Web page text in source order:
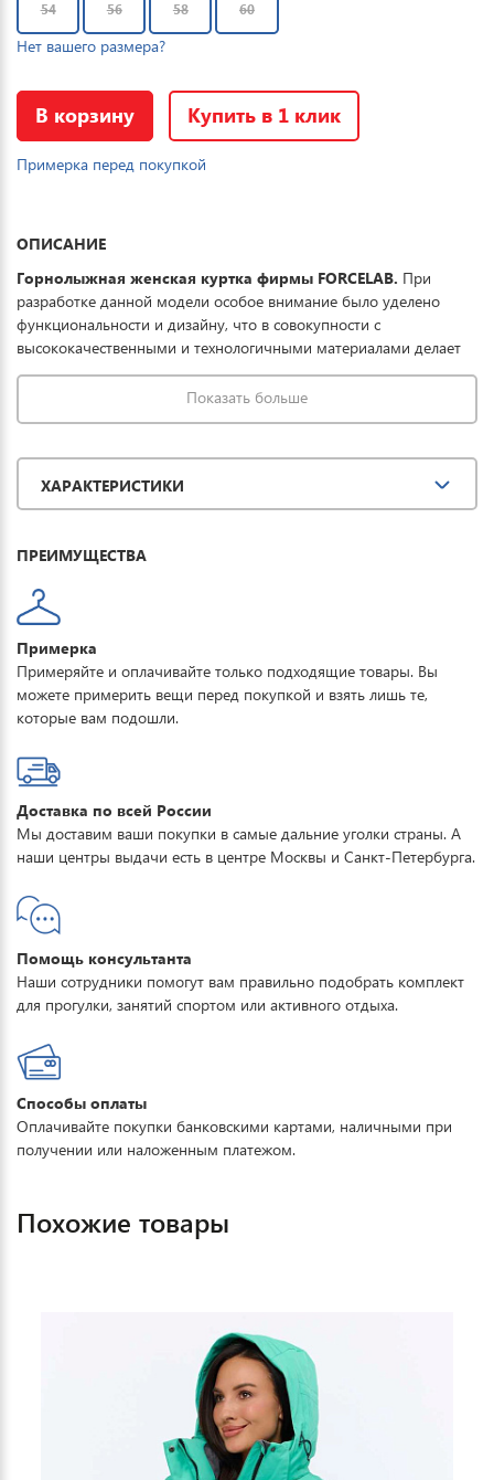
54 56 58 60
Нет вашего размера?
В корзину Купить в 1 клик
Примерка перед покупкой
ОПИСАНИЕ
Горнолыжная женская куртка фирмы FORCELAB. При
разработке данной модели особое внимание было уделено
функциональности и дизайну, что в совокупности с
высококачественными и технологичными материалами делает
данную куртку отличным выбором для комфортного отдыха в
горах и на прогулке. Ткань обработана водоотталкивающей
пропиткой снаружи и антибактериальной
превосходную защиту при мокром снеге или ледяном дожде и
оперативно отводит влагу от тела наружу, сохраняя тепло и
комфорт. Купить горнолыжную куртку женскую FORCELAB
прогулок.
Показать больше
ХАРАКТЕРИСТИКИ
ПРЕИМУЩЕСТВА
Примерка
Примеряйте и оплачивайте только подходящие товары. Вы
можете примерить вещи перед покупкой и взять лишь те,
которые вам подошли.
Доставка по всей России
Мы доставим ваши покупки в самые дальние уголки страны. А
наши центры выдачи есть в центре Москвы и Санкт-Петербурга.
Помощь консультанта
Наши сотрудники помогут вам правильно подобрать комплект
для прогулки, занятий спортом или активного отдыха.
Способы оплаты
Оплачивайте покупки банковскими картами, наличными при
получении или наложенным платежом.
Похожие товары